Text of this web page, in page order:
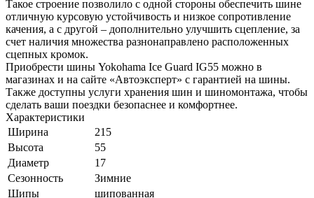
Такое строение позволило с одной стороны обеспечить шине
отличную курсовую устойчивость и низкое сопротивление
качения, а с другой – дополнительно улучшить сцепление, за
счет наличия множества разнонаправлено расположенных
сцепных кромок.
Приобрести шины Yokohama Ice Guard IG55 можно в
магазинах и на сайте «Автоэксперт» с гарантией на шины.
Также доступны услуги хранения шин и шиномонтажа, чтобы
сделать ваши поездки безопаснее и комфортнее.
Характеристики
Ширина
215
Высота
55
Диаметр
17
Сезонность
Зимние
Шипы
шипованная